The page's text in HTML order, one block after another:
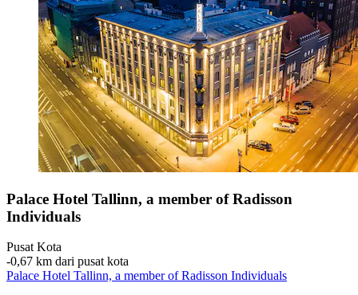
Palace Hotel Tallinn, a member of Radisson
Individuals
Pusat Kota
‐0,67 km dari pusat kota
Palace Hotel Tallinn, a member of Radisson Individuals